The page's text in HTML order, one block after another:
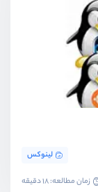
لینوکس
زمان مطالعه: 18 دقیقه